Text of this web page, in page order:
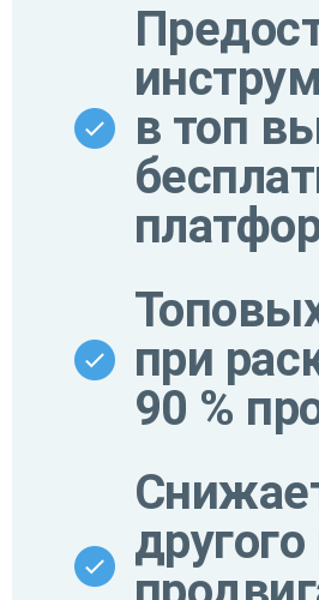
в топ
при
90 %